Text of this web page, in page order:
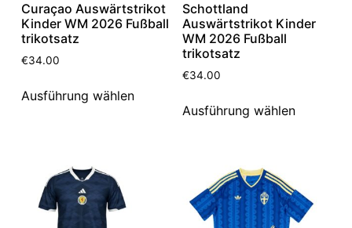
Curaçao Auswärtstrikot
Kinder WM 2026 Fußball
trikotsatz
€34.00
Ausführung wählen
Schottland
Auswärtstrikot Kinder
WM 2026 Fußball
trikotsatz
€34.00
Ausführung wählen